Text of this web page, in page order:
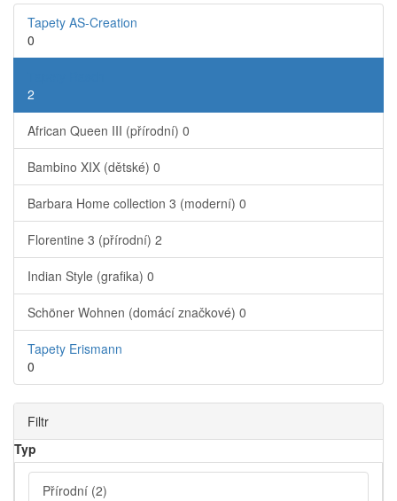
Tapety AS-Creation
0
2
African Queen III (přírodní) 0
Bambino XIX (dětské) 0
Barbara Home collection 3 (moderní) 0
Florentine 3 (přírodní) 2
Indian Style (grafika) 0
Schöner Wohnen (domácí značkové) 0
Tapety Erismann
0
Filtr
Typ
Přírodní (2)